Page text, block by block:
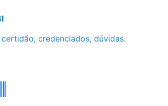
credenciados, dúvidas.